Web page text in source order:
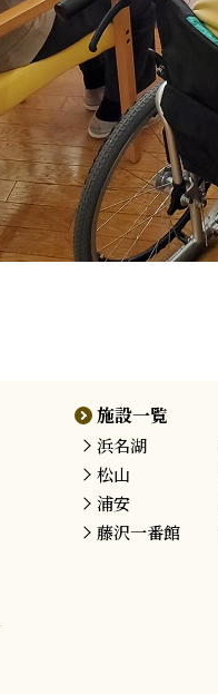
施設一覧
浜名湖
松山
浦安
藤沢一番館